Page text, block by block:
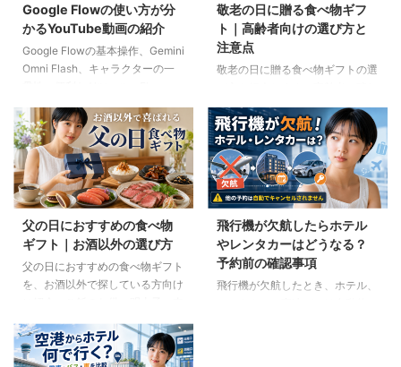
Google Flowの使い方が分
かるYouTube動画の紹介
Google Flowの基本操作、Gemini
Omni Flash、キャラクターの一
研究室の長編動画18本を、目的別
に分かりやすく紹介します。
敬老の日に贈る食べ物ギフ
ト｜高齢者向けの選び方と
注意点
敬老の日に贈る食べ物ギフトの選
力や好み、食事制限、保存方法に
配慮しながら、和菓子、スープ、
ご飯のお供、やわらか食などの候
補をわかりやすく解説します。
父の日におすすめの食べ物
ギフト｜お酒以外の選び方
父の日におすすめの食べ物ギフト
を、お酒以外で探している方向け
など、父の好みに合わせた選び方
と注意点を解説します。
飛行機が欠航したらホテル
やレンタカーはどうなる？
予約前の確認事項
飛行機が欠航したとき、ホテル、